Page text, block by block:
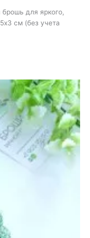
брошь для яркого,
см (без учета